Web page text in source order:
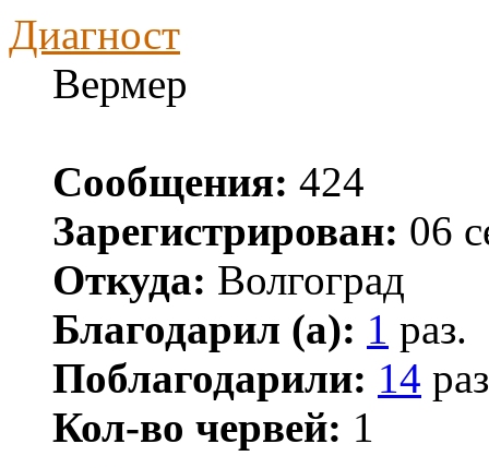
Диагност
Вермер
Сообщения: 424
Зарегистрирован: 06
Откуда: Волгоград
Благодарил (а): 1 раз.
Поблагодарили: 14
Кол-во червей: 1